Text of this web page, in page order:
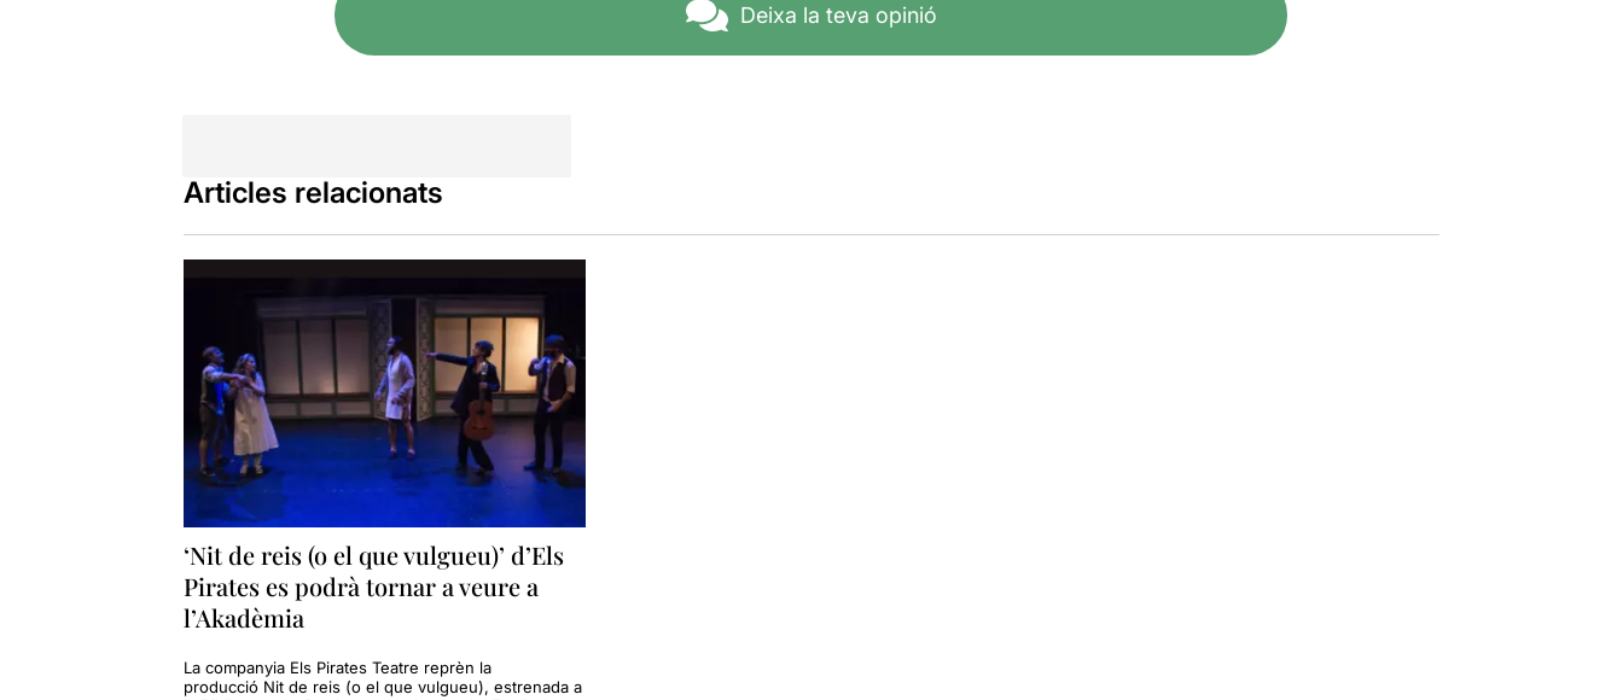
Deixa la teva opinió
Articles relacionats
‘Nit de reis (o el que vulgueu)’ d’Els
Pirates es podrà tornar a veure a
l’Akadèmia
La companyia Els Pirates Teatre reprèn la
producció Nit de reis (o el que vulgueu), estrenada a